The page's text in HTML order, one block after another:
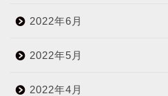
2022年6月
2022年5月
2022年4月